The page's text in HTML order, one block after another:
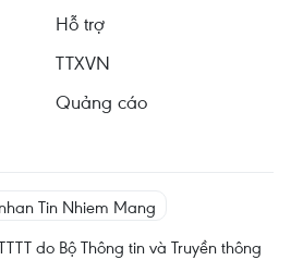
Hỗ trợ
TTXVN
Quảng cáo
do Bộ Thông tin và Truyền thông